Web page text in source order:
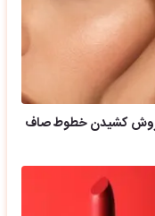
روش کشیدن خطوط صاف